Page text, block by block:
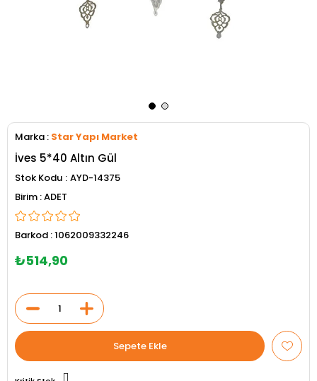
Marka : Star Yapı Market
İves 5*40 Altın Gül
Stok Kodu AYD-14375
ADET
Barkod :1062009332246
₺514,90